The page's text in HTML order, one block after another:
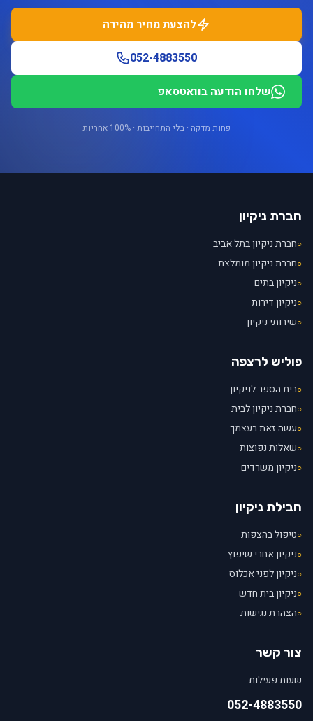
להצעת מחיר מהירה
052-4883550
שלחו הודעה בוואטסאפ
פחות מדקה · בלי התחייבות · 100% אחריות
חברת ניקיון
○חברת ניקיון בתל אביב
○חברת ניקיון מומלצת
○ניקיון בתים
○ניקיון דירות
○שירותי ניקיון
פוליש לרצפה
○בית הספר לניקיון
○חברת ניקיון לבית
○עשה זאת בעצמך
○שאלות נפוצות
○ניקיון משרדים
חבילת ניקיון
○טיפול בהצפות
○ניקיון אחרי שיפוץ
○ניקיון לפני אכלוס
○ניקיון בית חדש
○הצהרת נגישות
צור קשר
שעות פעילות
052-4883550